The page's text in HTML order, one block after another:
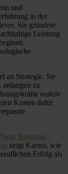
und
in der
Sie gründete
Leistung
an Strategie. Sie
zu
reaktiv
Kosten dafür
Business –
zeigt Karina, wie
Erfolg als